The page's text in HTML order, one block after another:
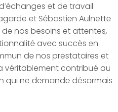
et de travail
et Sébastien Aulnette
nos besoins et attentes,
avec succès en
de nos prestataires et
véritablement contribué au
qui ne demande désormais